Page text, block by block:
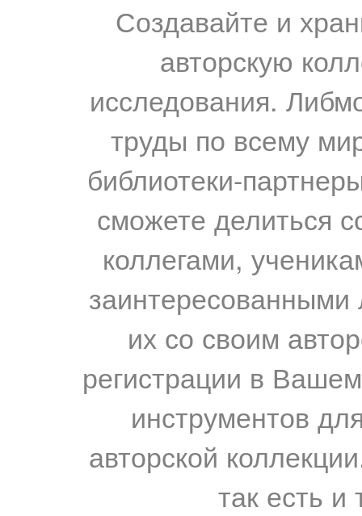
Создавайте и
авторскую
исследования.
труды по всему
библиотеки-
сможете делиться
коллегами,
их со своим
регистрации в
инструментов
авторской
так есть и